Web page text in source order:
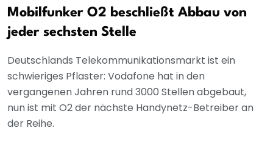
Mobilfunker O2 beschließt Abbau von
jeder sechsten Stelle
Deutschlands Telekommunikationsmarkt ist ein
schwieriges Pflaster: Vodafone hat in den
vergangenen Jahren rund 3000 Stellen abgebaut,
nun ist mit O2 der nächste Handynetz-Betreiber an
der Reihe.